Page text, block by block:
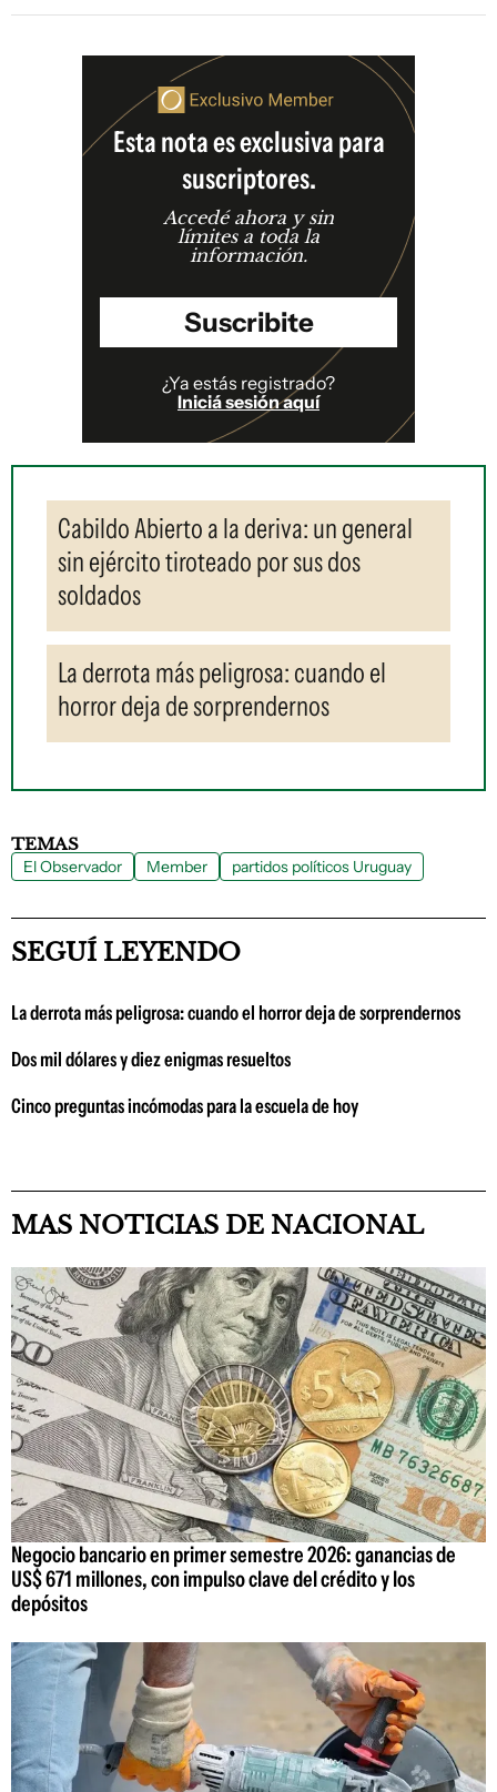
Esta nota es exclusiva para
suscriptores.
Accedé ahora y sin
límites a toda la
información.
Suscribite
¿Ya estás registrado?
Iniciá sesión aquí
Cabildo Abierto a la deriva: un general
sin ejército tiroteado por sus dos
soldados
La derrota más peligrosa: cuando el
horror deja de sorprendernos
TEMAS
El Observador Member partidos políticos Uruguay
SEGUÍ LEYENDO
La derrota más peligrosa: cuando el horror deja de sorprendernos
Dos mil dólares y diez enigmas resueltos
Cinco preguntas incómodas para la escuela de hoy
MAS NOTICIAS DE NACIONAL
Negocio bancario en primer semestre 2026: ganancias de
US$ 671 millones, con impulso clave del crédito y los
depósitos